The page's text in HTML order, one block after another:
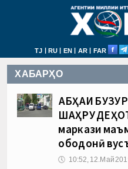
TJ | RU | EN | AR | FAR
ХАБАРҲО
ҶАБҲАИ
ШАҲРУ
маркази
ободонӣ
🕔 10:52, 12.Май